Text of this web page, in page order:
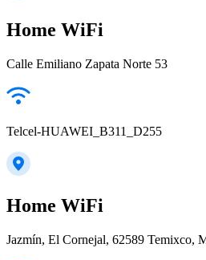
Home WiFi
Calle Emiliano Zapata Norte 53
Telcel-HUAWEI_B311_D255
Home WiFi
Jazmín, El Cornejal, 62589 Temixco,